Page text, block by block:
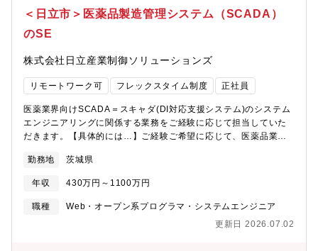
https://www.hitachi.co.jp/products/it/control_sys/
原子力情報システム
https://www.hitachi.co.jp/products/it/control_sys/
利厚生】■住宅支援住宅手当制度や寮・社宅制度等（詳細は勤務事
業所により異なります）によって皆さんの住居をサポートしま
す。転勤などの際の住居の不安を解消する役割も果たしていま
す。■育児教育育児施設利用費補助、子どもの教育費補助 等※福
利厚生制度（参考HP）
※https://www.hitachi.co.jp/recruit/newgraduate/company/
組みが活発で、ICT投資額も非常に大きいため、ICTを利活用する
ことで顧客のチャレンジや成長を支援することができます。■ 特
徴①〈世界最高レベルの技術力〉→ネットワンシステムズは日本
術普及や顧客への啓蒙活動を担う存在です。世界シェアトップク
ラスのシスコシステムズ社やVMware by Broadcom社など、数多
くのメーカ様の国内トップクラスパートナーとしてご提案させて
しておりますので、最先端の情報を入手する事ができ、海外技術
動向や大手クライアントの動向に敏感なエンジニアが多数在籍し
ています。②〈徹底した検証環境〉→国内最大規模の検証ラボを
保持し、「きちんと検証したものしか顧客に提供しない」という
入前に検証・評価をしています。それにより顧客への高い品質サ
にも各種製品を多数導入することで、自身で経験し製品のメリッ
トデメリットを実例をもってお伝えすることが出来る点も特徴で
＜日立市＞医薬品製造管理システム（SCADA）
のSE
株式会社日立産業制御ソリューションズ
リモートワーク可 フレックスタイム制度 正社員
医薬業界向けSCADA＝スキャダ(DI対応支援システム)のシステム
エンジニアリングに関係する業務をご経験に応じて担当していた
だきます。【具体的には…】ご経験ご希望に応じて、医薬品業界
（PM候補）からスタートしていただきます。開発の場合、既存顧
客への導入のための開発をメイン業務と担当していただき、将来
的にはPL/PMへとステップアップしていただきます。業務取りま
とめ（PL/PM）については、要件定義・構想設計・仕様決めなど
定です。※SCADAとは、産業制御システムの一種で、コンピュー
勤務地 茨城県
年収 430万円～1100万円
職種
Web・オープン系プログラマ・システムエンジニア
更新日 2026.07.02